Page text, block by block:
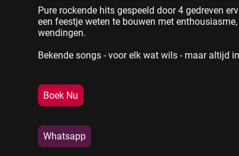
Pure rockende hits gespeeld door 4 gedreven
een feestje weten te bouwen met
wendingen.
Bekende songs - voor elk wat wils - maar altijd
Boek Nu
Whatsapp